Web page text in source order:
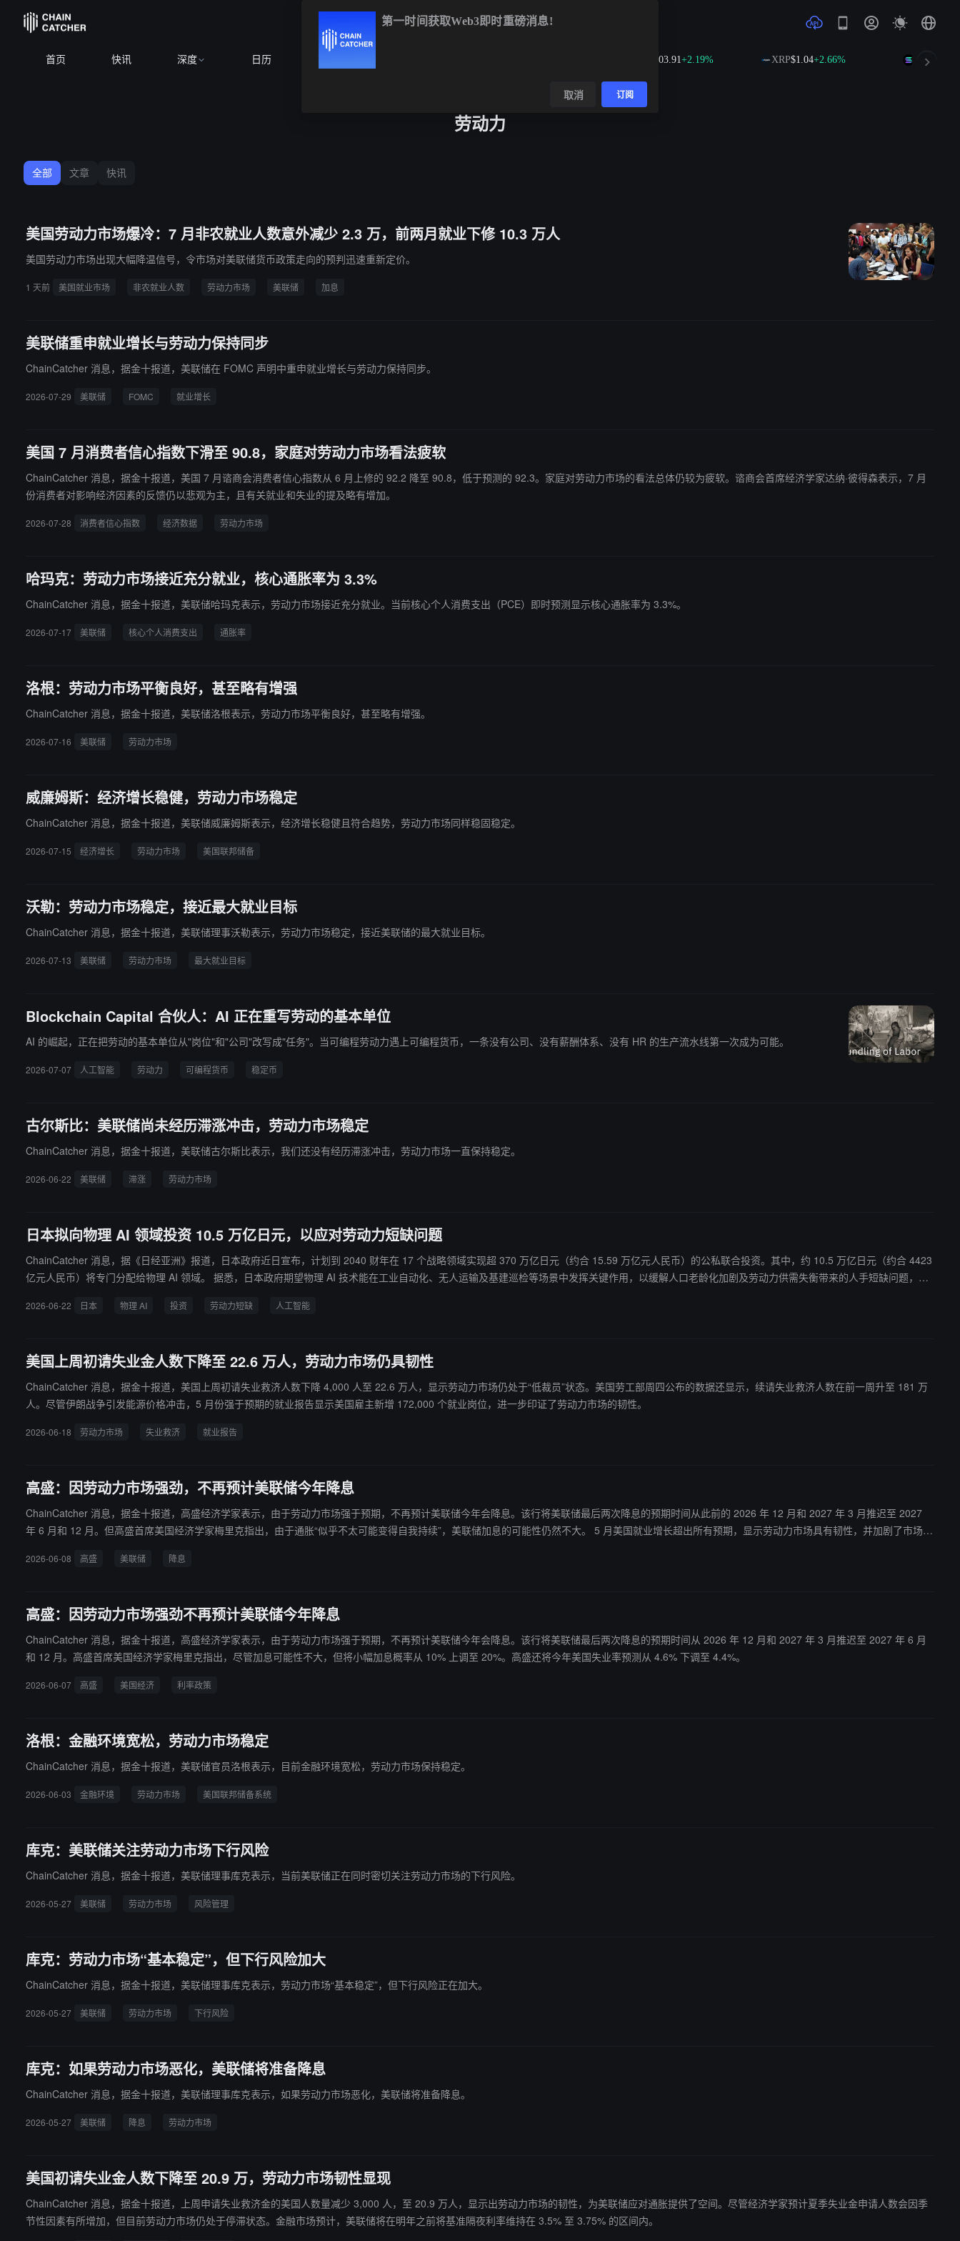
首页 快讯 深度 日历 +2.19% $1.04+2.66% $76.06
劳动力
全部 文章 快讯
美国劳动力市场爆冷：7 月非农就业人数意外减少 2.3 万，前两月就业下修 10.3 万人
美国劳动力市场出现大幅降温信号，令市场对美联储货币政策走向的预判迅速重新定价。
1 天前 美国就业市场 非农就业人数 劳动力市场 美联储 加息
美联储重申就业增长与劳动力保持同步
ChainCatcher 消息，据金十报道，美联储在 FOMC 声明中重申就业增长与劳动力保持同步。
2026-07-29 美联储 FOMC 就业增长
美国 7 月消费者信心指数下滑至 90.8，家庭对劳动力市场看法疲软
ChainCatcher 消息，据金十报道，美国 7 月谘商会消费者信心指数从 6 月上修的 92.2 降至 90.8，低于预测的 92.3。家庭对劳动力市场的看法总体仍较为疲软。谘商会首席经济学家达纳·彼得森表示，7 月
份消费者对影响经济因素的反馈仍以悲观为主，且有关就业和失业的提及略有增加。
2026-07-28 消费者信心指数 经济数据 劳动力市场
哈玛克：劳动力市场接近充分就业，核心通胀率为 3.3%
ChainCatcher 消息，据金十报道，美联储哈玛克表示，劳动力市场接近充分就业。当前核心个人消费支出（PCE）即时预测显示核心通胀率为 3.3%。
2026-07-17 美联储 核心个人消费支出 通胀率
洛根：劳动力市场平衡良好，甚至略有增强
ChainCatcher 消息，据金十报道，美联储洛根表示，劳动力市场平衡良好，甚至略有增强。
2026-07-16 美联储 劳动力市场
威廉姆斯：经济增长稳健，劳动力市场稳定
ChainCatcher 消息，据金十报道，美联储威廉姆斯表示，经济增长稳健且符合趋势，劳动力市场同样稳固稳定。
2026-07-15 经济增长 劳动力市场 美国联邦储备
沃勒：劳动力市场稳定，接近最大就业目标
ChainCatcher 消息，据金十报道，美联储理事沃勒表示，劳动力市场稳定，接近美联储的最大就业目标。
2026-07-13 美联储 劳动力市场 最大就业目标
Blockchain Capital 合伙人：AI 正在重写劳动的基本单位
AI 的崛起，正在把劳动的基本单位从"岗位"和"公司"改写成"任务"。当可编程劳动力遇上可编程货币，一条没有公司、没有薪酬体系、没有 HR 的生产流水线第一次成为可能。
2026-07-07 人工智能 劳动力 可编程货币 稳定币
古尔斯比：美联储尚未经历滞涨冲击，劳动力市场稳定
ChainCatcher 消息，据金十报道，美联储古尔斯比表示，我们还没有经历滞涨冲击，劳动力市场一直保持稳定。
2026-06-22 美联储 滞涨 劳动力市场
日本拟向物理 AI 领域投资 10.5 万亿日元，以应对劳动力短缺问题
ChainCatcher 消息，据《日经亚洲》报道，日本政府近日宣布，计划到 2040 财年在 17 个战略领域实现超 370 万亿日元（约合 15.59 万亿元人民币）的公私联合投资。其中，约 10.5 万亿日元（约合 4423
亿元人民币）将专门分配给物理 AI 领域。 据悉，日本政府期望物理 AI 技术能在工业自动化、无人运输及基建巡检等场景中发挥关键作用，以缓解人口老龄化加剧及劳动力供需失衡带来的人手短缺问题，从
2026-06-22 日本 物理 AI 投资 劳动力短缺 人工智能
美国上周初请失业金人数下降至 22.6 万人，劳动力市场仍具韧性
ChainCatcher 消息，据金十报道，美国上周初请失业救济人数下降 4,000 人至 22.6 万人，显示劳动力市场仍处于“低裁员”状态。美国劳工部周四公布的数据还显示，续请失业救济人数在前一周升至 181 万
人。尽管伊朗战争引发能源价格冲击，5 月份强于预期的就业报告显示美国雇主新增 172,000 个就业岗位，进一步印证了劳动力市场的韧性。
2026-06-18 劳动力市场 失业救济 就业报告
高盛：因劳动力市场强劲，不再预计美联储今年降息
ChainCatcher 消息，据金十报道，高盛经济学家表示，由于劳动力市场强于预期，不再预计美联储今年会降息。该行将美联储最后两次降息的预期时间从此前的 2026 年 12 月和 2027 年 3 月推迟至 2027
年 6 月和 12 月。但高盛首席美国经济学家梅里克指出，由于通胀“似乎不太可能变得自我持续”，美联储加息的可能性仍然不大。 5 月美国就业增长超出所有预期，显示劳动力市场具有韧性，并加剧了市场对
前的 4.6% 下调至 4.4%。
2026-06-08 高盛 美联储 降息
高盛：因劳动力市场强劲不再预计美联储今年降息
ChainCatcher 消息，据金十报道，高盛经济学家表示，由于劳动力市场强于预期，不再预计美联储今年会降息。该行将美联储最后两次降息的预期时间从 2026 年 12 月和 2027 年 3 月推迟至 2027 年 6 月
和 12 月。高盛首席美国经济学家梅里克指出，尽管加息可能性不大，但将小幅加息概率从 10% 上调至 20%。高盛还将今年美国失业率预测从 4.6% 下调至 4.4%。
2026-06-07 高盛 美国经济 利率政策
洛根：金融环境宽松，劳动力市场稳定
ChainCatcher 消息，据金十报道，美联储官员洛根表示，目前金融环境宽松，劳动力市场保持稳定。
2026-06-03 金融环境 劳动力市场 美国联邦储备系统
库克：美联储关注劳动力市场下行风险
ChainCatcher 消息，据金十报道，美联储理事库克表示，当前美联储正在同时密切关注劳动力市场的下行风险。
2026-05-27 美联储 劳动力市场 风险管理
库克：劳动力市场“基本稳定”，但下行风险加大
ChainCatcher 消息，据金十报道，美联储理事库克表示，劳动力市场“基本稳定”，但下行风险正在加大。
2026-05-27 美联储 劳动力市场 下行风险
库克：如果劳动力市场恶化，美联储将准备降息
ChainCatcher 消息，据金十报道，美联储理事库克表示，如果劳动力市场恶化，美联储将准备降息。
2026-05-27 美联储 降息 劳动力市场
美国初请失业金人数下降至 20.9 万，劳动力市场韧性显现
ChainCatcher 消息，据金十报道，上周申请失业救济金的美国人数量减少 3,000 人，至 20.9 万人，显示出劳动力市场的韧性，为美联储应对通胀提供了空间。尽管经济学家预计夏季失业金申请人数会因季
节性因素有所增加，但目前劳动力市场仍处于停滞状态。金融市场预计，美联储将在明年之前将基准隔夜利率维持在 3.5% 至 3.75% 的区间内。
第一时间获取Web3即时重磅消息!
取消 订阅